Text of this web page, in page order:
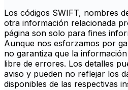
Los códigos SWIFT, nombres
otra información relacionada
página son solo para fines
Aunque nos esforzamos por
no garantiza que la
libre de errores. Los detalles
aviso y pueden no reflejar los
disponibles de las respectivas